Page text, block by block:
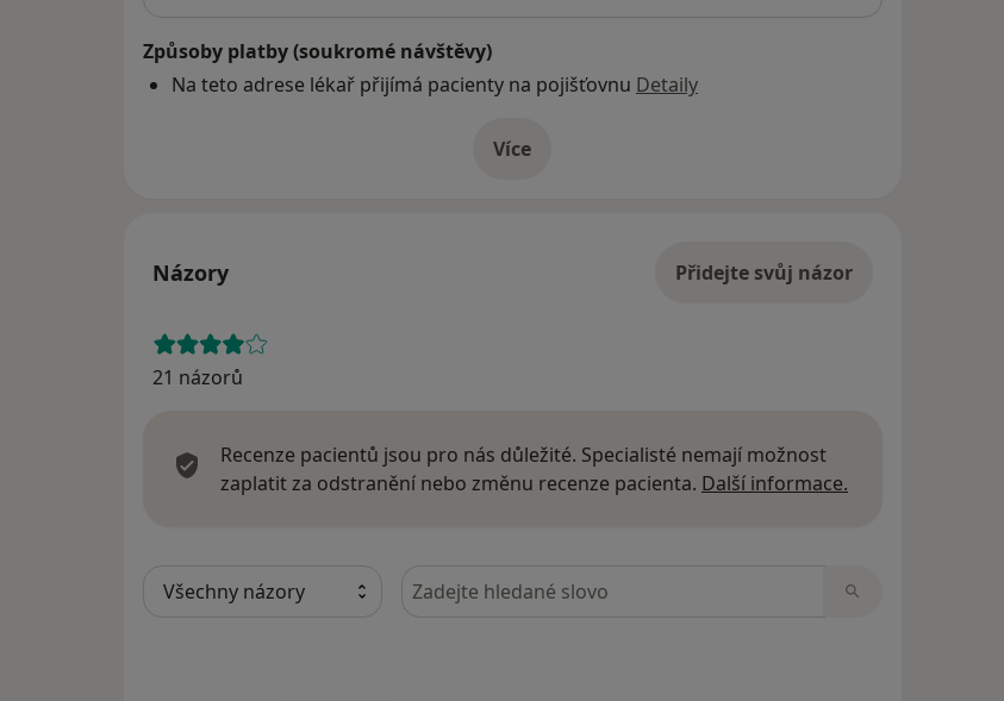
Způsoby platby (soukromé návštěvy)
Na teto adrese lékař přijímá pacienty na pojišťovnu Detaily
Víceo adrese
Názory Přidejte svůj názor
21 názorů
Recenze pacientů jsou pro nás důležité. Specialisté nemají možnost
zaplatit za odstranění nebo změnu recenze pacienta. Další informace.
Hledejte v názorech